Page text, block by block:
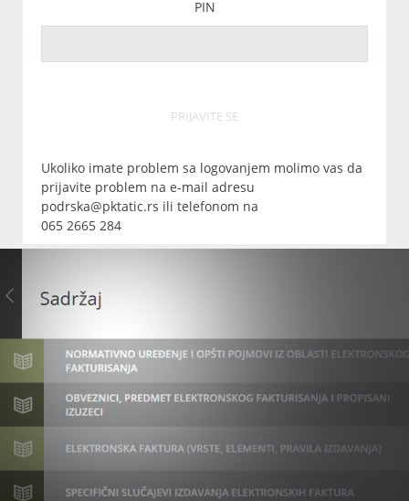
PIN
PRIJAVITE SE
Ukoliko imate problem sa logovanjem molimo vas da
prijavite problem na e-mail adresu
podrska@pktatic.rs ili telefonom na
065 2665 284